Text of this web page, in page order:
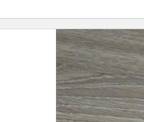
Serie 420 Ersatz Glas zu